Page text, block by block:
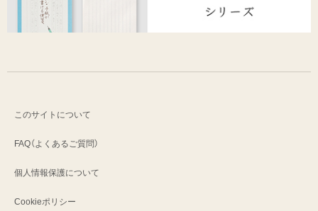
このサイトについて
FAQ（よくあるご質問）
個人情報保護について
Cookieポリシー